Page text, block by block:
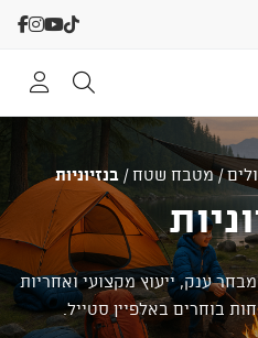
/מטבח שטח /בנזיוניות
ענק, ייעוץ מקצועי ואחריות
בוחרים באלפיין סטייל.